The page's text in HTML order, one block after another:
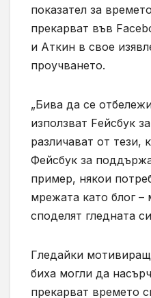
показател за
прекарват във
и Аткин в свое
проучването.
„Бива да се
използват Fейсбук
различават от тези,
Фейсбук за
пример, някои
мрежата като блог –
споделят гледната
Гледайки
биха могли да
прекарват времето